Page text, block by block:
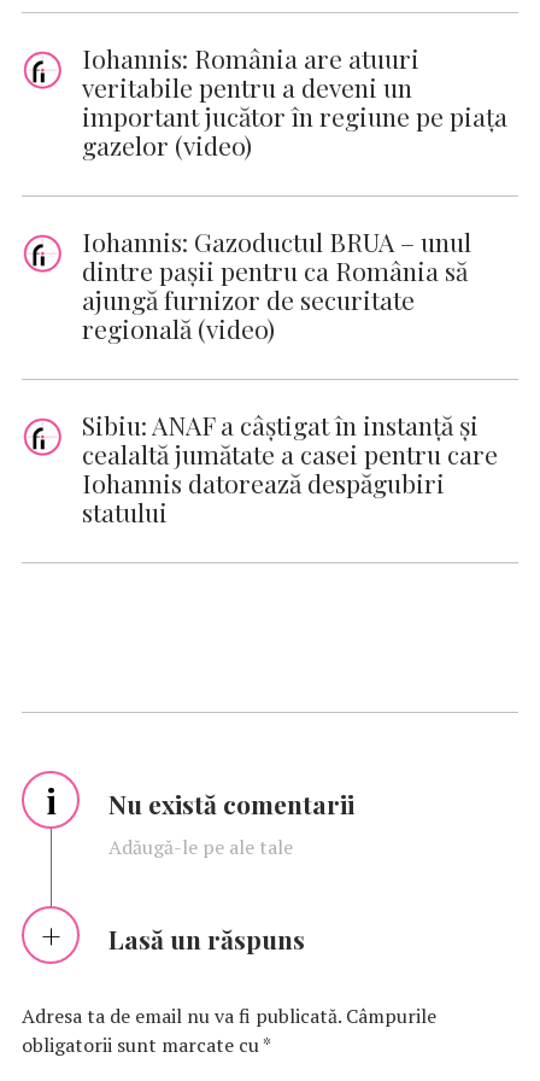
Iohannis: România are atuuri
veritabile pentru a deveni un
important jucător în regiune pe piaţa
gazelor (video)
Iohannis: Gazoductul BRUA – unul
dintre paşii pentru ca România să
ajungă furnizor de securitate
regională (video)
Sibiu: ANAF a câștigat în instanță și
cealaltă jumătate a casei pentru care
Iohannis datorează despăgubiri
statului
i Nu există comentarii
Adăugă-le pe ale tale
Lasă un răspuns
Adresa ta de email nu va fi publicată. Câmpurile
obligatorii sunt marcate cu*